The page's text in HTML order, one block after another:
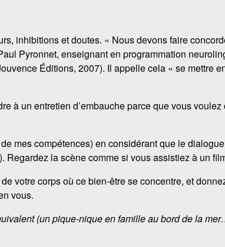
inhibitions et doutes. « Nous devons faire
Pyronnet, enseignant en programmation
Éditions, 2007). Il appelle cela « se mettre
à un entretien d’embauche parce que vous
mes compétences) en considérant que le
la scène comme si vous assistiez à un
votre corps où ce bien-être se concentre, et
vous.
(un pique-nique en famille au bord de la